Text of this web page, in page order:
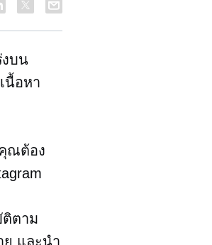
บน
นื้อหา
ณต้อง
ติตาม
ย และนำ